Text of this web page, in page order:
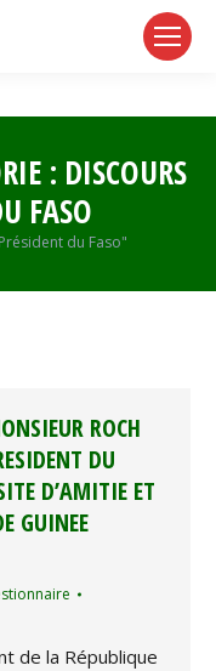
: DISCOURS
FASO
du Faso"
ROCH
DU
D’AMITIE ET
GUINEE
de la République